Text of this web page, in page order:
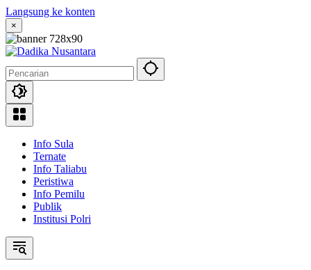
Langsung ke konten
×
Info Sula
Ternate
Info Taliabu
Peristiwa
Info Pemilu
Publik
Institusi Polri